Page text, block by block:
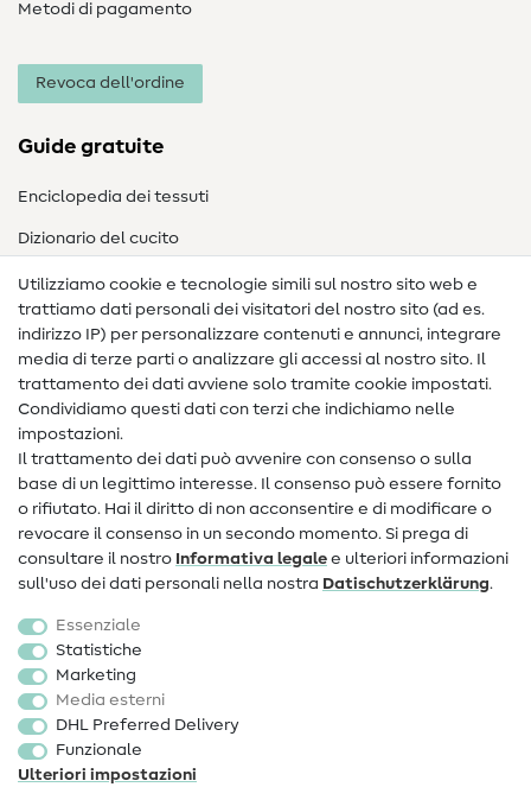
Metodi di pagamento
Revoca dell'ordine
Guide gratuite
Enciclopedia dei tessuti
Dizionario del cucito
Nähanleitungen
Assistenza e contatto
Contatto
Informazioni sul nuovo proprietario
FAQ
Diritto di recesso
Popolare
Accessori cucito
Sale
Utilizziamo cookie e tecnologie simili sul nostro sito web e
trattiamo dati personali dei visitatori del nostro sito (ad es.
indirizzo IP) per personalizzare contenuti e annunci, integrare
media di terze parti o analizzare gli accessi al nostro sito. Il
trattamento dei dati avviene solo tramite cookie impostati.
Condividiamo questi dati con terzi che indichiamo nelle
impostazioni.
Il trattamento dei dati può avvenire con consenso o sulla
base di un legittimo interesse. Il consenso può essere fornito
o rifiutato. Hai il diritto di non acconsentire e di modificare o
revocare il consenso in un secondo momento. Si prega di
consultare il nostro Informativa legale e ulteriori informazioni
sull'uso dei dati personali nella nostra Dati­schutz­erklärung.
Essenziale
Statistiche
Marketing
Media esterni
DHL Preferred Delivery
Funzionale
Ulteriori impostazioni